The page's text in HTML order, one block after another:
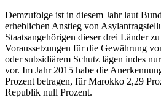
Demzufolge ist in diesem Jahr laut
erheblichen Anstieg von
Staatsangehörigen dieser drei Länder
Voraussetzungen für die Gewährung
oder subsidiärem Schutz lägen indes
vor. Im Jahr 2015 habe die
Prozent betragen, für Marokko 2,29
Republik null Prozent.